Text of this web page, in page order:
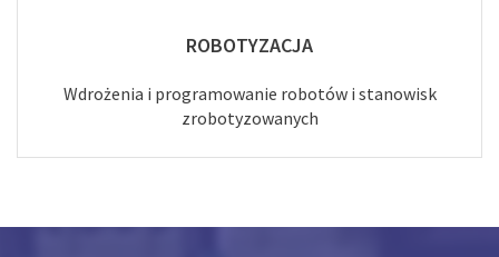
ROBOTYZACJA
Wdrożenia i programowanie robotów i stanowisk
zrobotyzowanych